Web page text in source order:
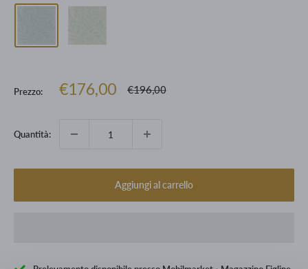
Prezzo:
Prezzo
€176,00 Prezzo
€196,00
Quantità:
Aggiungi al carrello